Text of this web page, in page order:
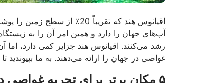
اقیانوس هند که تقریباً
آب‌های جهان را دارد و همین امر آن را به
رشد می‌کنند. اقیانوس هند جزایر کمی دارد، اما
غواصی در جهان را ارائه می‌دهند. به ما
۵ مکان برتر برای تجربه غواصی در اقیانوس هند